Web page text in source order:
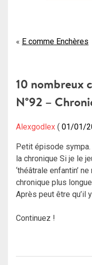
Navigation
l’article
E comme Enchères
10 nombreux
N°92 –
Alexgodlex 01/01/
Petit épisode sympa.
la chronique Si je le
‘théâtrale enfantin’
chronique plus
Après peut être qu’il
Continuez !